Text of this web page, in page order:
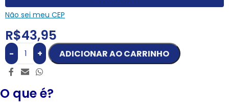
Não sei meu CEP
R$43,95
- + ADICIONAR AO CARRINHO
O que é?